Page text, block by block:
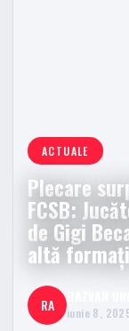
ACTUALE
Plecare
FCSB:
de Gigi
altă
RA iunie 8,